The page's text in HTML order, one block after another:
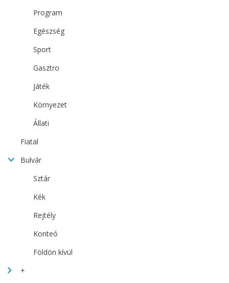
Program
Egészség
Sport
Gasztro
Játék
Környezet
Állati
Fiatal
Bulvár
Sztár
Kék
Rejtély
Konteó
Földön kívül
+